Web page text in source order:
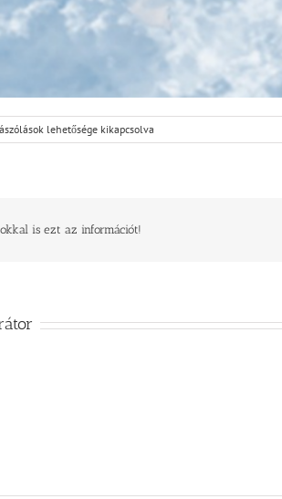
lehetősége kikapcsolva
is ezt az információt!